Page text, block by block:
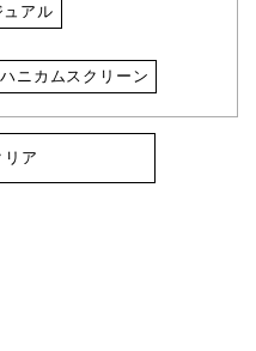
ュアル
ハニカムスクリーン
リア